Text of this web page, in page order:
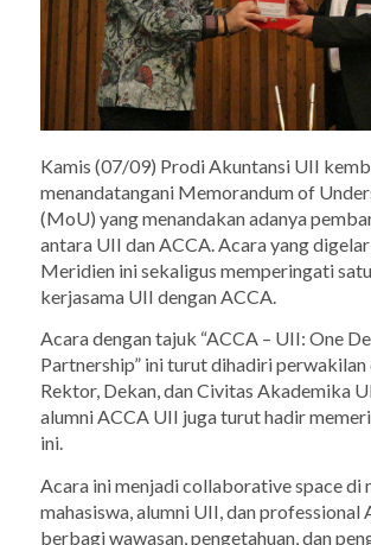
Kamis (07/09) Prodi Akuntansi UII
menandatangani Memorandum of
(MoU) yang menandakan adanya
antara UII dan ACCA. Acara yang
Meridien ini sekaligus memperingati
kerjasama UII dengan ACCA.
Acara dengan tajuk “ACCA – UII: One
Partnership” ini turut dihadiri perwakilan
Rektor, Dekan, dan Civitas Akademika
alumni ACCA UII juga turut hadir
ini.
Acara ini menjadicollaborative spacedi
mahasiswa, alumni UII, dan professional
berbagi wawasan, pengetahuan, dan